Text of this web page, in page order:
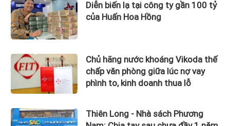
Diễn biến lạ tại công ty gần 100 tỷ
của Huấn Hoa Hồng
Chủ hãng nước khoáng Vikoda thế
chấp văn phòng giữa lúc nợ vay
phình to, kinh doanh thua lỗ
Thiên Long - Nhà sách Phương